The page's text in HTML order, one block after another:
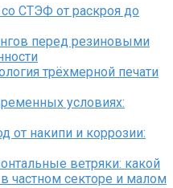
СТЭФ от раскроя до
перед резиновыми
трёхмерной печати
условиях:
от накипи и коррозии:
ветряки: какой
частном секторе и малом